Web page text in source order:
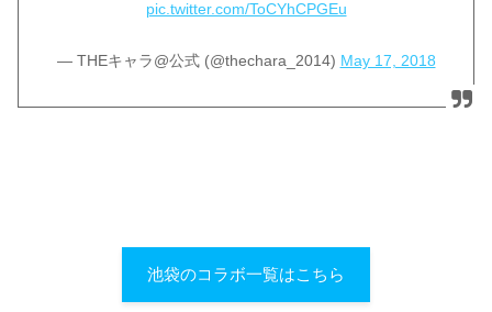
pic.twitter.com/ToCYhCPGEu
— THEキャラ@公式 (@thechara_2014) May 17, 2018
池袋のコラボ一覧はこちら